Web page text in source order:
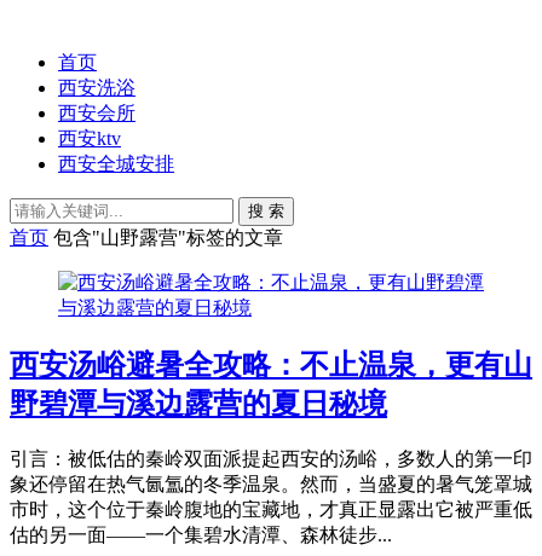
首页
西安洗浴
西安会所
西安ktv
西安全城安排
搜 索
首页 包含"山野露营"标签的文章
西安汤峪避暑全攻略：不止温泉，更有山
野碧潭与溪边露营的夏日秘境
引言：被低估的秦岭双面派提起西安的汤峪，多数人的第一印
象还停留在热气氤氲的冬季温泉。然而，当盛夏的暑气笼罩城
市时，这个位于秦岭腹地的宝藏地，才真正显露出它被严重低
估的另一面——一个集碧水清潭、森林徒步...